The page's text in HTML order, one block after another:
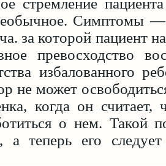
Симптомы
за которой пациент
превосходство
избалованного
не может
когда он считает,
о нем. Такой
а теперь его